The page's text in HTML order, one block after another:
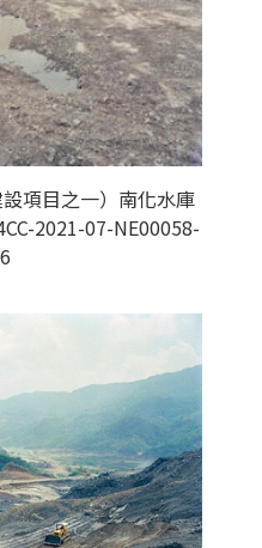
項目之一）南化水庫
2021-07-NE00058-